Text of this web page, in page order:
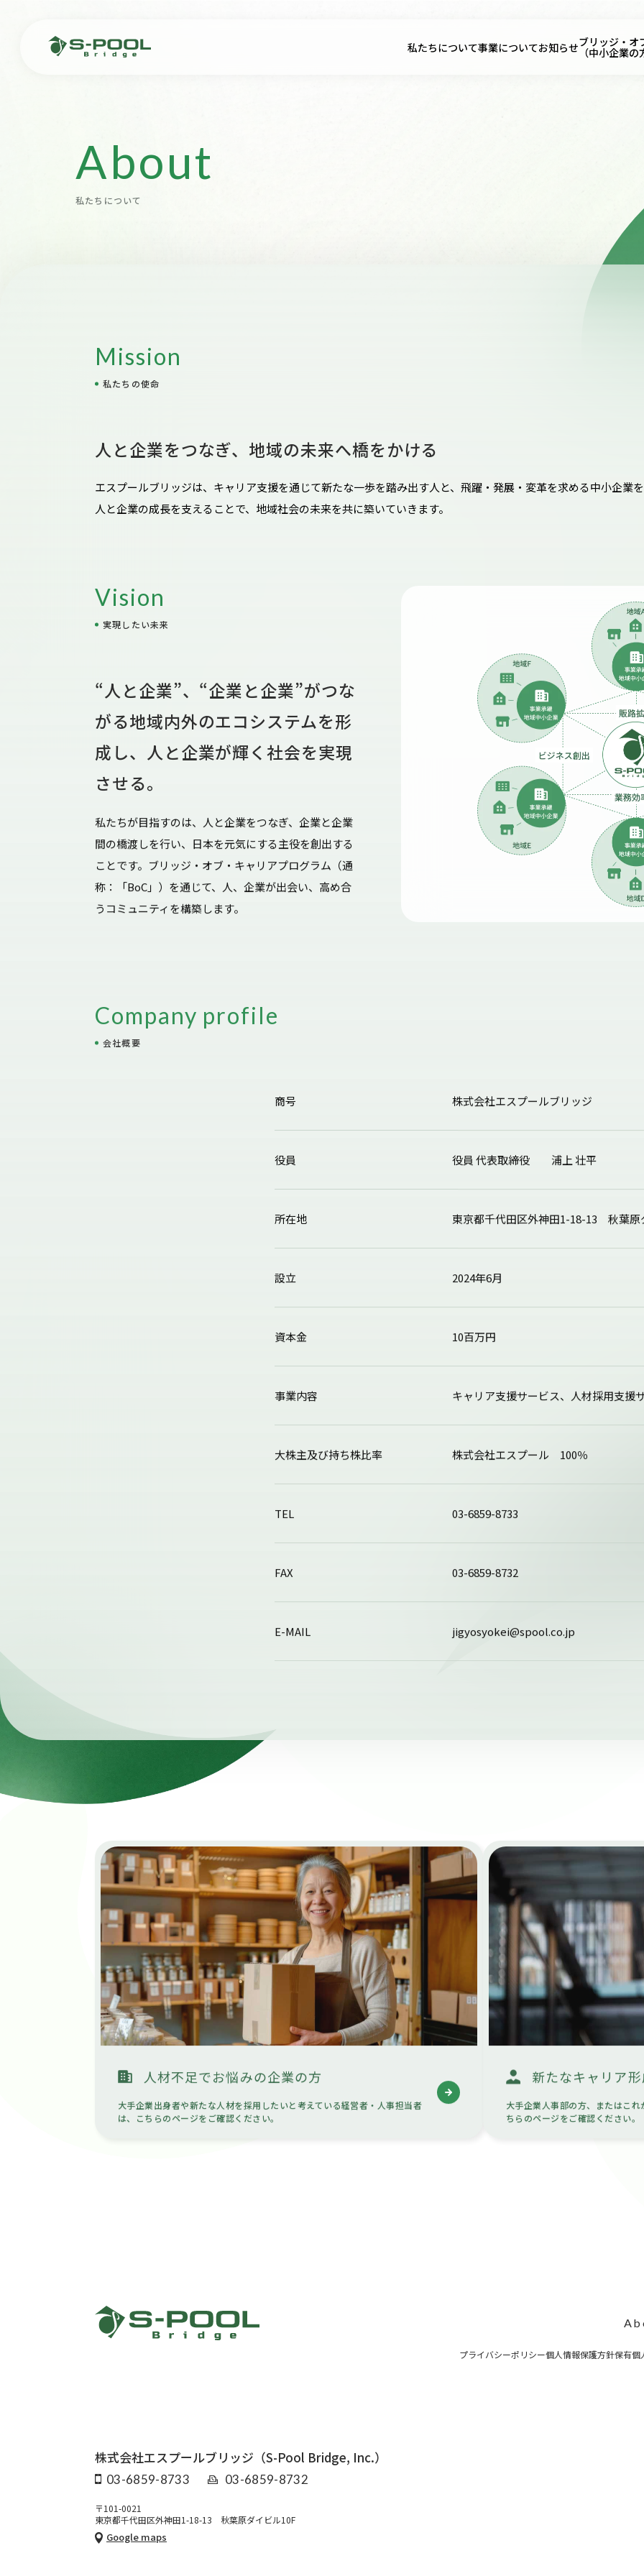
私たちについて事業についてお知らせブリッジ・オ
（中小企業
About
私たちについて
Mission
私たちの使命
人と企業をつなぎ、 地域の未来へ橋をかける
エスプールブリッジは、キャリア支援を通じて新たな一歩を踏み出す人と、飛躍・発展・変革を求める中小企業
人と企業の成長を支えることで、地域社会の未来を共に築いていきます。
Vision
実現したい未来
“人と企業”、“企業と企業”がつな
がる地域内外のエコシステムを形
成し、人と企業が輝く社会を実現
させる。
私たちが目指すのは、人と企業をつなぎ、企業と企業
間の橋渡しを行い、日本を元気にする主役を創出する
ことです。ブリッジ・オブ・キャリアプログラム（通
称：「BoC」）を通じて、人、企業が出会い、高め合
うコミュニティを構築します。
Company profile
会社概要
商号 株式会社エスプールブリッジ
役員 役員 代表取締役 浦上 壮平
所在地 東京都千代田区外神田1-18-13 秋葉原
設立 2024年6月
資本金 10百万円
事業内容 キャリア支援サービス、人材採用支援
大株主及び持ち株比率 株式会社エスプール 100％
TEL 03-6859-8733
FAX 03-6859-8732
E-MAIL jigyosyokei@spool.co.jp
人材不足でお悩みの企業の方
大手企業出身者や新たな人材を採用したいと考えている経営者・人事担当者
は、こちらのページをご確認ください。
新たなキャリア
大手企業人事部の方、またはこ
ちらのページをご確認ください。
プライバシーポリシー個人情報保護方針保有個
株式会社エスプールブリッジ （S-Pool Bridge, Inc.）
03-6859-8733 03-6859-8732
〒101-0021
東京都千代田区外神田1-18-13 秋葉原ダイビル10F
Google maps